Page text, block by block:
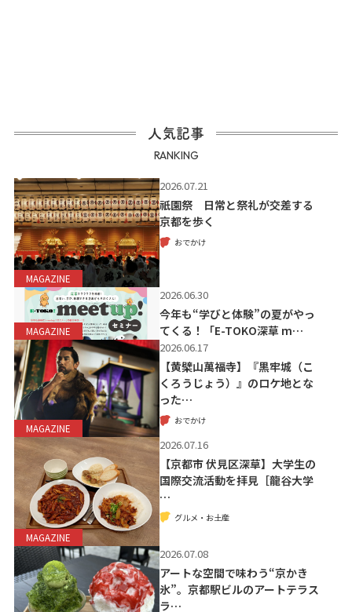
人気記事
RANKING
MAGAZINE
2026.07.21
祇園祭 日常と祭礼が交差する
京都を歩く
おでかけ
MAGAZINE
2026.06.30
今年も“学びと体験”の夏がやっ
てくる！「E-TOKO深草 m…
MAGAZINE
2026.06.17
【黄檗山萬福寺】『黒牢城（こ
くろうじょう）』のロケ地とな
った…
おでかけ
MAGAZINE
2026.07.16
【京都市 伏見区深草】大学生の
国際交流活動を拝見［龍谷大学
…
グルメ・お土産
2026.07.08
アートな空間で味わう“京かき
氷”。京都駅ビルのアートテラス
ラ…